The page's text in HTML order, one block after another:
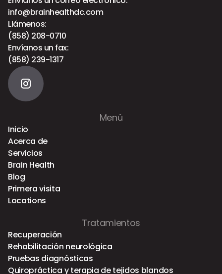
info@brainhealthdc.com
Llámenos:
(858) 208-0710
Envíanos un fax:
(858) 239-1317
Menú
Inicio
Acerca de
Servicios
Brain Health
Blog
Primera visita
Locations
Tratamientos
Recuperación
Rehabilitación neurológica
Pruebas diagnósticas
Quiropráctica y terapia de tejidos blandos